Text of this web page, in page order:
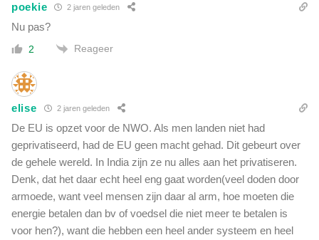
poekie 2 jaren geleden
Nu pas?
2 Reageer
elise 2 jaren geleden
De EU is opzet voor de NWO. Als men landen niet had
geprivatiseerd, had de EU geen macht gehad. Dit gebeurt over
de gehele wereld. In India zijn ze nu alles aan het privatiseren.
Denk, dat het daar echt heel eng gaat worden(veel doden door
armoede, want veel mensen zijn daar al arm, hoe moeten die
energie betalen dan bv of voedsel die niet meer te betalen is
voor hen?), want die hebben een heel ander systeem en heel